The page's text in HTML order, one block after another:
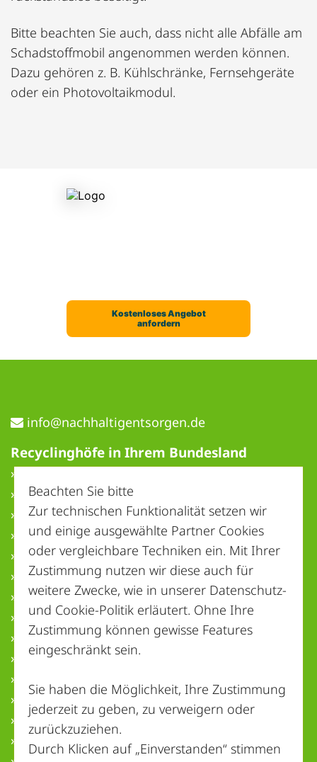
Bitte beachten Sie auch, dass nicht alle Abfälle am
Schadstoffmobil angenommen werden können.
Dazu gehören z. B. Kühlschränke, Fernsehgeräte
oder ein Photovoltaikmodul.
ed.negrostnegitlahhcan@ofni
Recyclinghöfe in Ihrem Bundesland
» Baden-Württemberg
» Bayern
» Berlin
» Brandenburg
» Bremen
» Hamburg
» Hessen
» Mecklenburg-Vorpommern
» Niedersachsen
» Nordrhein-Westfalen
» Rheinland-Pfalz
» Saarland
» Sachsen
» Sachsen-Anhalt
Beachten Sie bitte
Zur technischen Funktionalität setzen wir
und einige ausgewählte Partner Cookies
oder vergleichbare Techniken ein. Mit Ihrer
Zustimmung nutzen wir diese auch für
weitere Zwecke, wie in unserer Datenschutz-
und Cookie-Politik erläutert. Ohne Ihre
Zustimmung können gewisse Features
eingeschränkt sein.
Sie haben die Möglichkeit, Ihre Zustimmung
jederzeit zu geben, zu verweigern oder
zurückzuziehen.
Durch Klicken auf „Einverstanden“ stimmen